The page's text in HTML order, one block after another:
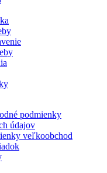
podmienky
údajov
veľkoobchod